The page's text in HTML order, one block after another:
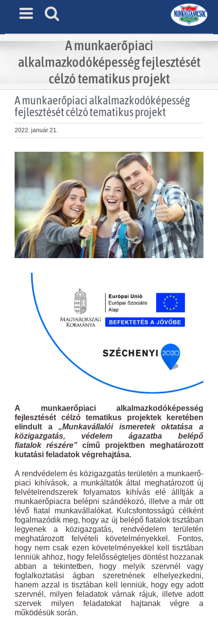
A munkaerőpiaci
alkalmazkodóképesség fejlesztését
célzó tematikus projekt
A munkaerőpiaci alkalmazkodóképesség
fejlesztését célzó tematikus projekt
2022. január 21.
A munkaerőpiaci alkalmazkodóképesség
fejlesztését célzó tematikus projektek keretében
elindult a„Munkavállalói ismeretek oktatása a
közigazgatás, védelem ágazatba belépő
fiatalok részére” című projektben meghatározott
kutatási feladatok végrehajtása.
A rendvédelem és közigazgatás területén a munkaerő-
piaci kihívások, a munkáltatók által meghatározott új
felvételrendszerek folyamatos kihívás elé állítják a
munkaerőpiacra belépni szándékozó, illetve a már ott
lévő fiatal munkavállalókat. Kulcsfontosságú célként
fogalmazódik meg, hogy az új belépő fiatalok tisztában
legyenek a közigazgatás, rendvédelem területén
meghatározott felvételi követelményekkel. Fontos,
hogy nem csak ezen követelményekkel kell tisztában
lenniük ahhoz, hogy felelősségteljes döntést hozzanak
abban a tekintetben, hogy melyik szervnél vagy
foglalkoztatási ágban szeretnének elhelyezkedni,
hanem azzal is tisztában kell lenniük, hogy egy adott
szervnél, milyen feladatok várnak rájuk, illetve adott
szervek milyen feladatokat hajtanak végre a
működésük során.